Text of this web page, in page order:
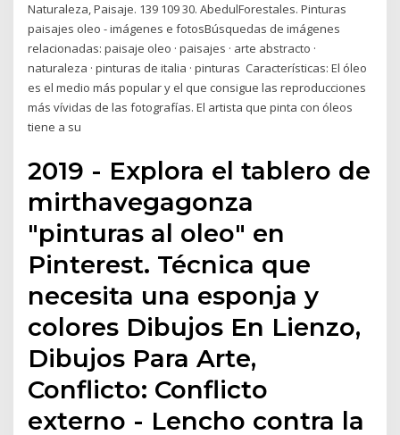
Naturaleza, Paisaje. 139 109 30. AbedulForestales. Pinturas
paisajes oleo - imágenes e fotosBúsquedas de imágenes
relacionadas: paisaje oleo · paisajes · arte abstracto ·
naturaleza · pinturas de italia · pinturas Características: El óleo
es el medio más popular y el que consigue las reproducciones
más vívidas de las fotografías. El artista que pinta con óleos
tiene a su
2019 - Explora el tablero de
mirthavegagonza
"pinturas al oleo" en
Pinterest. Técnica que
necesita una esponja y
colores Dibujos En Lienzo,
Dibujos Para Arte,
Conflicto: Conflicto
externo - Lencho contra la